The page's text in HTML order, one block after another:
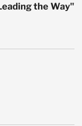
the Way"